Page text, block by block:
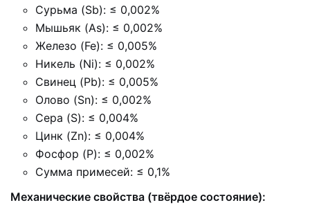
Сурьма (Sb): ≤ 0,002%
Мышьяк (As): ≤ 0,002%
Железо (Fe): ≤ 0,005%
Никель (Ni): ≤ 0,002%
Свинец (Pb): ≤ 0,005%
Олово (Sn): ≤ 0,002%
Сера (S): ≤ 0,004%
Цинк (Zn): ≤ 0,004%
Фосфор (P): ≤ 0,002%
Сумма примесей: ≤ 0,1%
Механические свойства (твёрдое состояние):